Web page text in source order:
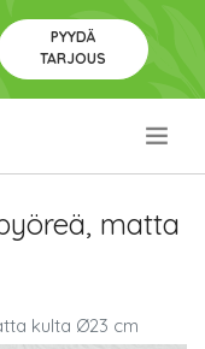
PYYDÄ
TARJOUS
matta
kulta Ø23 cm